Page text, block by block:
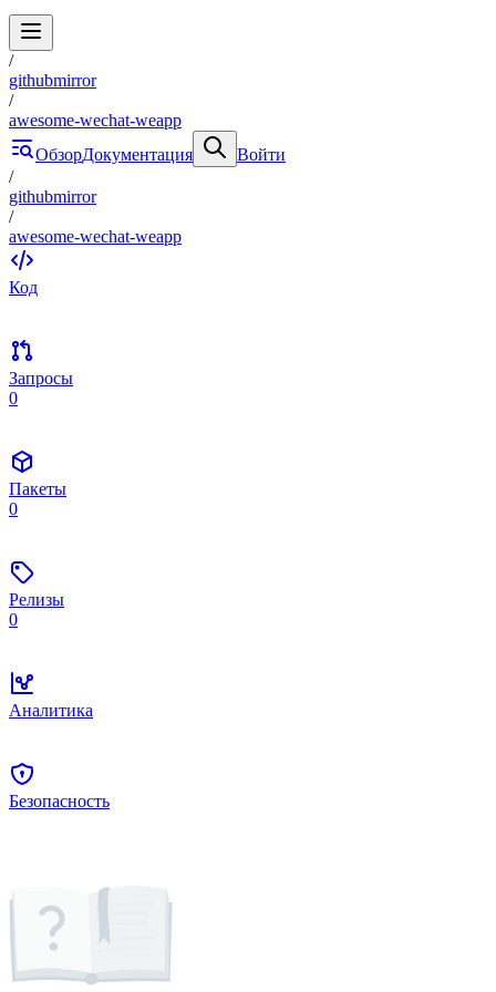
/
githubmirror
/
awesome-wechat-weapp
ОбзорДокументация
Войти
/
githubmirror
/
awesome-wechat-weapp
Код
Запросы
0
Пакеты
0
Релизы
0
Аналитика
Безопасность